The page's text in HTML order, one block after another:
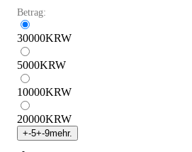
Betrag:
30000KRW
5000KRW
10000KRW
20000KRW
+-5+-9mehr.